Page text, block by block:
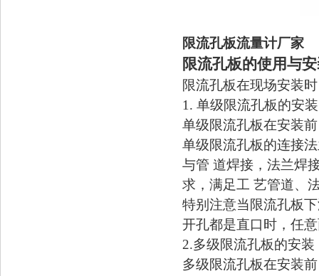
限流孔板流量计厂家
限流孔板的使用与
限流孔板在现场安装
1. 单级限流孔板的安装
单级限流孔板在安装
单级限流孔板的连接
与管 道焊接，法兰焊
求，满足工 艺管道、
特别注意当限流孔板
开孔都是直口时，任
2.多级限流孔板的安装
多级限流孔板在安装